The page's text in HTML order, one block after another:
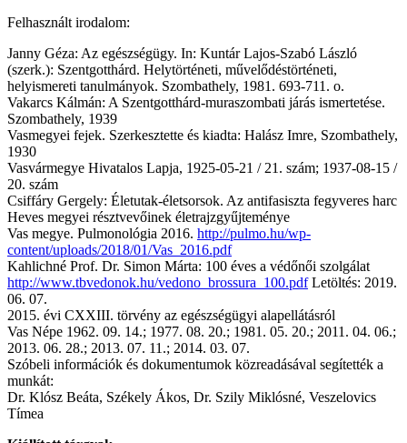
Felhasznált irodalom:
Janny Géza: Az egészségügy. In: Kuntár Lajos-Szabó László
(szerk.): Szentgotthárd. Helytörténeti, művelődéstörténeti,
helyismereti tanulmányok. Szombathely, 1981. 693-711. o.
Vakarcs Kálmán: A Szentgotthárd-muraszombati járás ismertetése.
Szombathely, 1939
Vasmegyei fejek. Szerkesztette és kiadta: Halász Imre, Szombathely,
1930
Vasvármegye Hivatalos Lapja, 1925-05-21 / 21. szám; 1937-08-15 /
20. szám
Csiffáry Gergely: Életutak-életsorsok. Az antifasiszta fegyveres harc
Heves megyei résztvevőinek életrajzgyűjteménye
Vas megye. Pulmonológia 2016. http://pulmo.hu/wp-
content/uploads/2018/01/Vas_2016.pdf
Kahlichné Prof. Dr. Simon Márta: 100 éves a védőnői szolgálat
http://www.tbvedonok.hu/vedono_brossura_100.pdfLetöltés: 2019.
06. 07.
2015. évi CXXIII. törvény az egészségügyi alapellátásról
Vas Népe 1962. 09. 14.; 1977. 08. 20.; 1981. 05. 20.; 2011. 04. 06.;
2013. 06. 28.; 2013. 07. 11.; 2014. 03. 07.
Szóbeli információk és dokumentumok közreadásával segítették a
munkát:
Dr. Klósz Beáta, Székely Ákos, Dr. Szily Miklósné, Veszelovics
Tímea